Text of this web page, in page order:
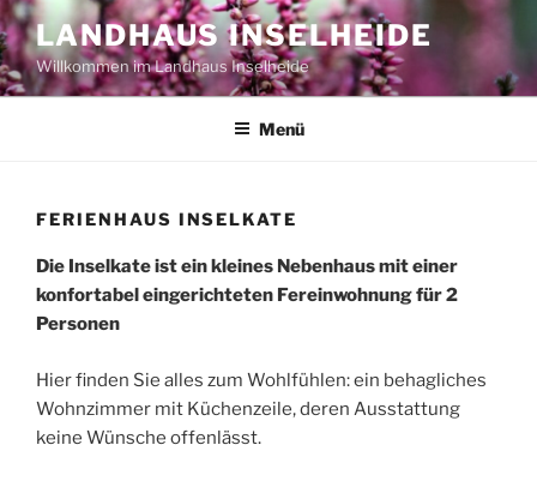
Zum
Inhalt
springen
LANDHAUS INSELHEIDE
Willkommen im Landhaus Inselheide
Menü
FERIENHAUS INSELKATE
Die Inselkate ist ein kleines Nebenhaus mit einer
konfortabel eingerichteten Fereinwohnung für 2
Personen
Hier finden Sie alles zum Wohlfühlen: ein behagliches
Wohnzimmer mit Küchenzeile, deren Ausstattung
keine Wünsche offenlässt.